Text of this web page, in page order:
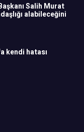
Salih Murat
alabileceğini
kendi hatası